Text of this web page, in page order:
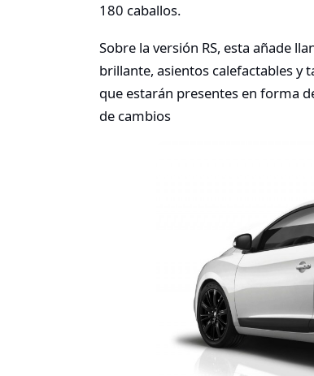
180 caballos.
Sobre la versión RS, esta añade
brillante, asientos calefactables y
que estarán presentes en forma
de cambios